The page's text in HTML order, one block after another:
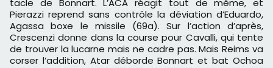
tacle de Bonnart. L’ACA réagit tout de même, et
Pierazzi reprend sans contrôle la déviation d’Eduardo,
Agassa boxe le missile (69a). Sur l’action d’après,
Crescenzi donne dans la course pour Cavalli, qui tente
de trouver la lucarne mais ne cadre pas. Mais Reims va
corser l’addition, Atar déborde Bonnart et bat Ochoa